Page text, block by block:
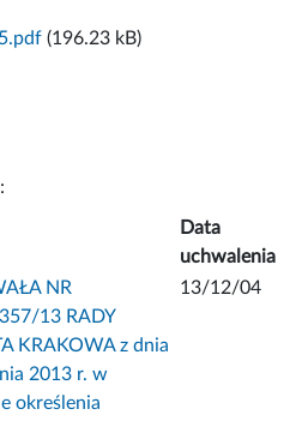
(196.23 kB)
Data
uchwalenia
NR
13 RADY
KRAKOWA z dnia
2013 r. w
określenia
13/12/04